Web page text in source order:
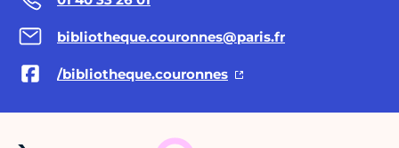
bibliotheque.couronnes@paris.fr
/bibliotheque.couronnes